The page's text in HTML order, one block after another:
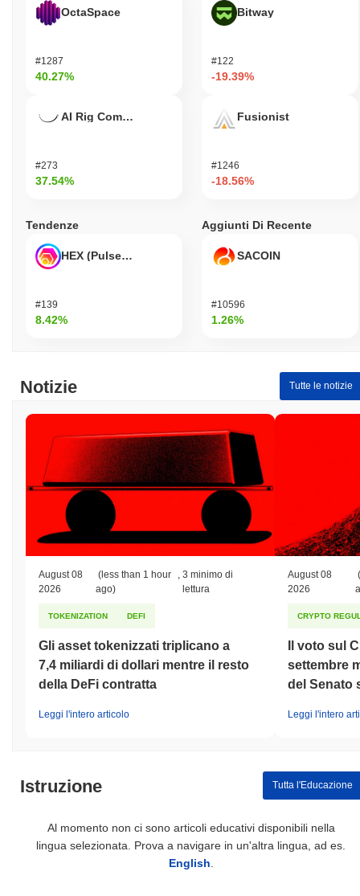
OctaSpace
#1287
40.27%
AI Rig Complex
#273
37.54%
Bitway
#122
-19.39%
Fusionist
#1246
-18.56%
Tendenze
HEX (Pulsechain)
#139
8.42%
Aggiunti Di Recente
SACOIN
#10596
1.26%
Notizie Tutte le notizie
August 08
2026
(less than 1 hour
ago)
3 minimo di
lettura
TOKENIZATION DEFI
Gli asset tokenizzati triplicano a
7,4 miliardi di dollari mentre il resto
della DeFi contratta
Leggi l'intero articolo
August 08
2026
CRYPTO
Il voto sul
settembre
del Senato
Leggi l'intero
Istruzione Tutta l'Educazione
Al momento non ci sono articoli educativi disponibili nella
lingua selezionata. Prova a navigare in un'altra lingua, ad es.
English